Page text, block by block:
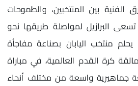
الفنية بين المنتخبين، والطموحات
تسعى البرازيل لمواصلة طريقها نحو
منتخب اليابان بصناعة مفاجأة
كرة القدم العالمية، في مباراة
جماهيرية واسعة من مختلف أنحاء